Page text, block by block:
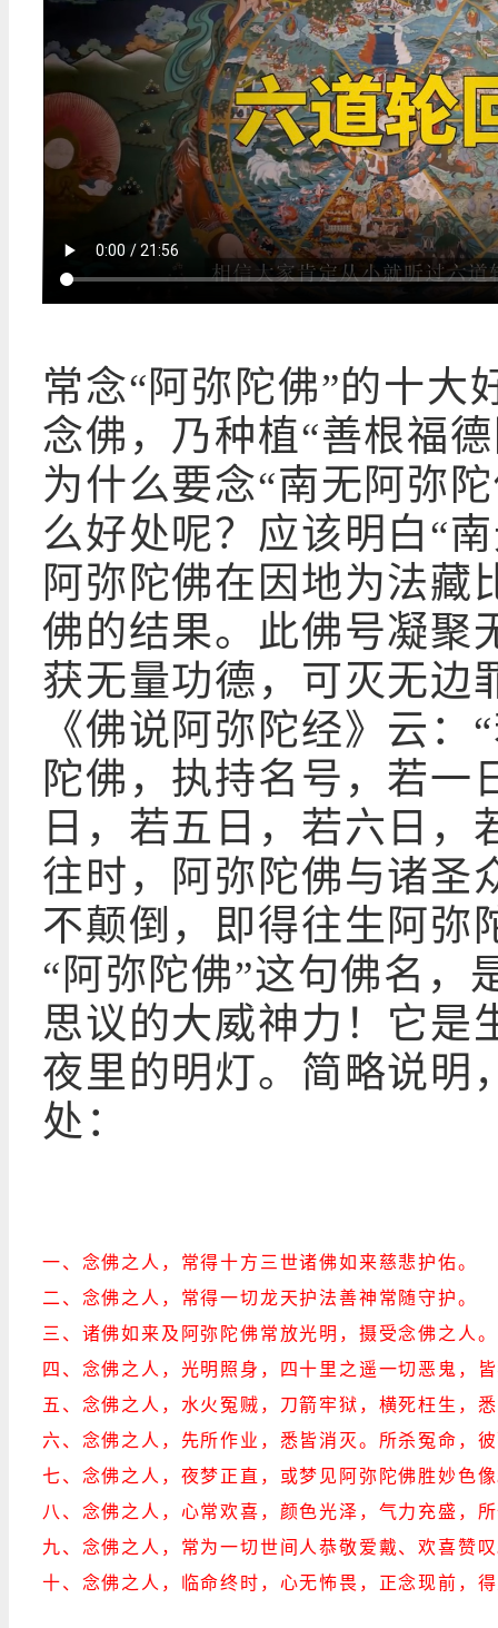
常念“阿弥陀佛”的十大
念佛，乃种植“善根福
为什么要念“南无阿弥
么好处呢？应该明白“
阿弥陀佛在因地为法藏
佛的结果。此佛号凝聚
获无量功德，可灭无边
《佛说阿弥陀经》云
陀佛，执持名号，若一
日，若五日，若六日，
往时，阿弥陀佛与诸圣
不颠倒，即得往生阿弥
“阿弥陀佛”这句佛名，
思议的大威神力！它是
夜里的明灯。简略说明
处：
一、念佛之人，常得十方三世诸佛如来慈悲护佑。
二、念佛之人，常得一切龙天护法善神常随守护。
三、诸佛如来及阿弥陀佛常放光明，摄受念佛之人。
四、念佛之人，光明照身，四十里之遥一切恶鬼，
五、念佛之人，水火冤贼，刀箭牢狱，横死枉生，
六、念佛之人，先所作业，悉皆消灭。所杀冤命，
七、念佛之人，夜梦正直，或梦见阿弥陀佛胜妙色
八、念佛之人，心常欢喜，颜色光泽，气力充盛，
九、念佛之人，常为一切世间人恭敬爱戴、欢喜赞
十、念佛之人，临命终时，心无怖畏，正念现前，